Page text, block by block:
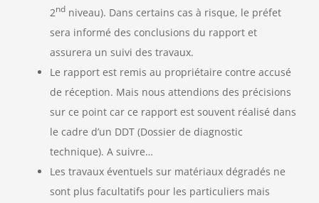
2nd niveau). Dans certains cas à risque, le préfet
sera informé des conclusions du rapport et
assurera un suivi des travaux.
Le rapport est remis au propriétaire contre accusé
de réception. Mais nous attendions des précisions
sur ce point car ce rapport est souvent réalisé dans
le cadre d’un DDT (Dossier de diagnostic
technique). A suivre…
Les travaux éventuels sur matériaux dégradés ne
sont plus facultatifs pour les particuliers mais